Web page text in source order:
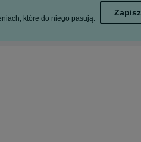
które do niego pasują.
Zapisz